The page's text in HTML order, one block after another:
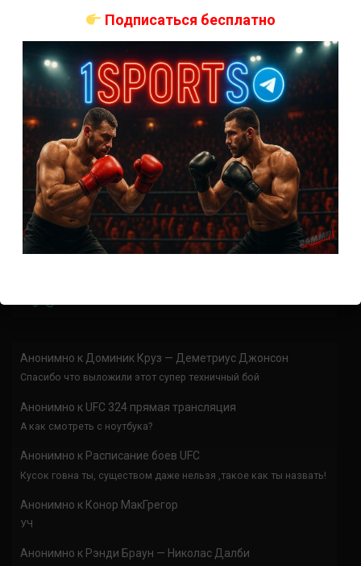
Наталья Сильва на UFC 324: статистика и рекорд
Роуз Намаюнас: статистика и рекорд к турниру UFC
324
Где смотреть бой Сильва — Намаюнас на UFC 324:
время начала
Прогноз на бой Сильва — Намаюнас на UFC 324:
коэффициенты
Арнольд Аллен на UFC 324: статистика и рекорд
ПРИСОЕДИНЯЙСЯ
Анонимно к Доминик Круз — Деметриус Джонсон
Спасибо что выложили этот супер техничный бой
Анонимно к UFC 324 прямая трансляция
А как смотреть с ноутбука?
Анонимно к Расписание боев UFC
Кусок говна ты, существом даже нельзя ,такое как ты назвать!
Анонимно к Конор МакГрегор
УЧ
Анонимно к Рэнди Браун — Николас Далби
Подписаться бесплатно